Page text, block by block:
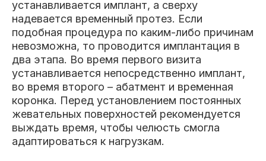
устанавливается имплант, а сверху
надевается временный протез. Если
подобная процедура по каким-либо причинам
невозможна, то проводится имплантация в
два этапа. Во время первого визита
устанавливается непосредственно имплант,
во время второго – абатмент и временная
коронка. Перед установлением постоянных
жевательных поверхностей рекомендуется
выждать время, чтобы челюсть смогла
адаптироваться к нагрузкам.